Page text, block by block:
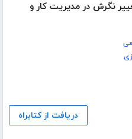
نگرش در مدیریت کار و
دریافت از کتابراه